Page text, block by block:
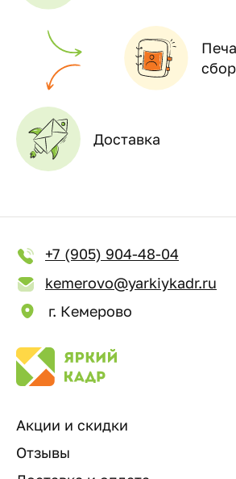
Доставка
+7 (905) 904-48-04
kemerovo@yarkiykadr.ru
г. Кемерово
Акции и скидки
Отзывы